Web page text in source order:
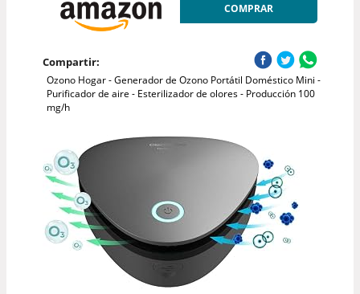
COMPRAR
Compartir:
Ozono Hogar - Generador de Ozono Portátil Doméstico Mini -
Purificador de aire - Esterilizador de olores - Producción 100
mg/h